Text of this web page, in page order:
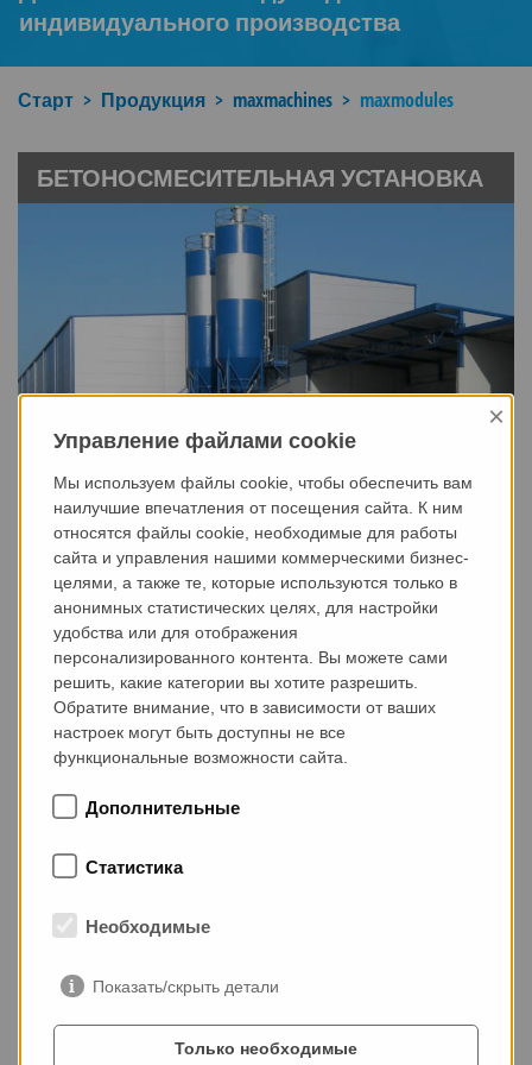
индивидуального производства
Старт Продукция maxmachines maxmodules
БЕТОНОСМЕСИТЕЛЬНАЯ УСТАНОВКА
МОБИЛЬНЫЙ, ПОЛУМОБИЛЬНЫЙ ИЛИ
СТАЦИОНАРНЫЙ БЕТОНОСМЕСИТЕЛЬ
- Планетарный или двухвальный смеситель
- Системы контроля влажности для смесителя и
материалов
- Полностью автоматизированный с управлением
через WIFI
СИСТЕМА ПОДАЧИ БЕТОНА
Управление файлами cookie
×
Мы используем файлы cookie, чтобы обеспечить вам
наилучшие впечатления от посещения сайта. К ним
относятся файлы cookie, необходимые для работы
сайта и управления нашими коммерческими бизнес-
целями, а также те, которые используются только в
анонимных статистических целях, для настройки
удобства или для отображения
персонализированного контента. Вы можете сами
решить, какие категории вы хотите разрешить.
Обратите внимание, что в зависимости от ваших
настроек могут быть доступны не все
функциональные возможности сайта.
Дополнительные
Статистика
Необходимые
Показать/скрыть детали
Только необходимые